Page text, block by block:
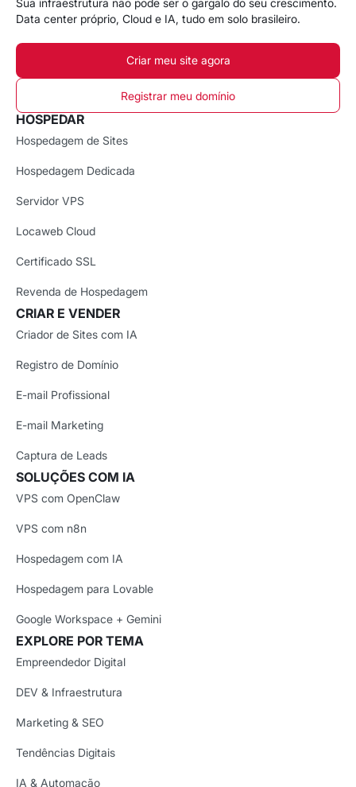
Sua infraestrutura não pode ser o gargalo do seu crescimento.
Data center próprio, Cloud e IA, tudo em solo brasileiro.
Criar meu site agora
Registrar meu domínio
HOSPEDAR
Hospedagem de Sites
Hospedagem Dedicada
Servidor VPS
Locaweb Cloud
Certificado SSL
Revenda de Hospedagem
CRIAR E VENDER
Criador de Sites com IA
Registro de Domínio
E-mail Profissional
E-mail Marketing
Captura de Leads
SOLUÇÕES COM IA
VPS com OpenClaw
VPS com n8n
Hospedagem com IA
Hospedagem para Lovable
Google Workspace + Gemini
EXPLORE POR TEMA
Empreendedor Digital
DEV & Infraestrutura
Marketing & SEO
Tendências Digitais
IA & Automação